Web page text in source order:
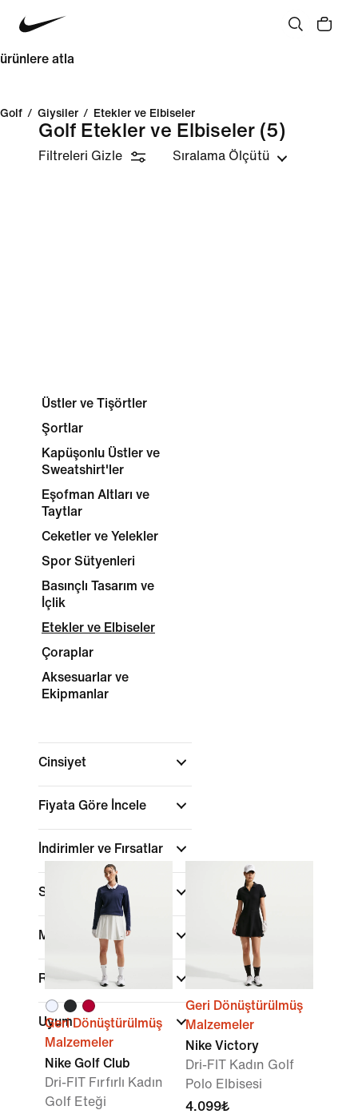
ürünlere atla
Golf / Giysiler / Etekler ve Elbiseler
Golf Etekler ve Elbiseler (5)
Filtreleri Gizle Sıralama Ölçütü
Üstler ve Tişörtler
Şortlar
Kapüşonlu Üstler ve
Sweatshirt'ler
Eşofman Altları ve
Taytlar
Ceketler ve Yelekler
Spor Sütyenleri
Basınçlı Tasarım ve
İçlik
Etekler ve Elbiseler
Çoraplar
Aksesuarlar ve
Ekipmanlar
Cinsiyet
Fiyata Göre İncele
İndirimler ve Fırsatlar
Spor
Marka
Renk
Uyum
Geri Dönüştürülmüş
Malzemeler
Nike Golf Club
Dri-FIT Fırfırlı Kadın
Golf Eteği
Geri Dönüştürülmüş
Malzemeler
Nike Victory
Dri-FIT Kadın Golf
Polo Elbisesi
4.099₺